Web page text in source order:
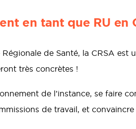
en tant que RU en
de Santé, la CRSA
très concrètes !
de l’instance, se faire
de travail, et